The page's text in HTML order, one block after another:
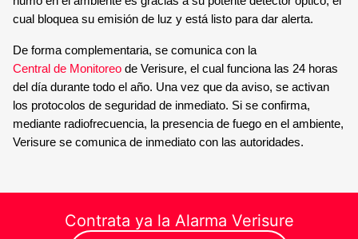
cual bloquea su emisión de luz y está listo para dar alerta.
De forma complementaria, se comunica con la
Central de Monitoreo de Verisure, el cual funciona las 24 horas
del día durante todo el año. Una vez que da aviso, se activan
los protocolos de seguridad de inmediato. Si se confirma,
mediante radiofrecuencia, la presencia de fuego en el ambiente,
Verisure se comunica de inmediato con las autoridades.
Contrata ya la Alarma Verisure